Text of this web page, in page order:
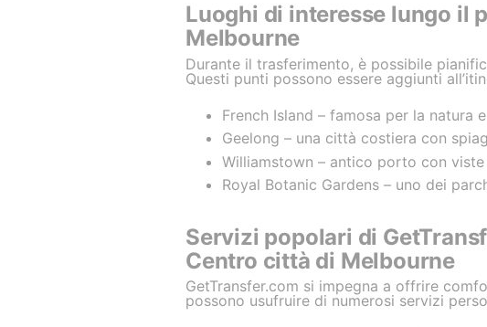
Luoghi di interesse lungo il
Melbourne
Durante il trasferimento, è possibile
Questi punti possono essere aggiunti
French Island – famosa per la natura
Geelong – una città costiera con
Williamstown – antico porto con
Royal Botanic Gardens – uno dei
Servizi popolari di
Centro città di Melbourne
GetTransfer.com si impegna a offrire
possono usufruire di numerosi servizi